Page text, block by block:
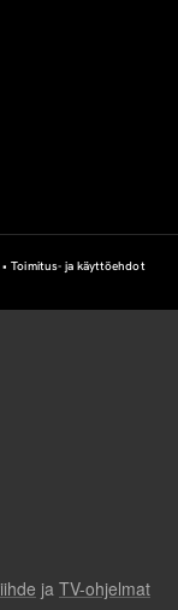
•Toimitus- ja käyttöehdot